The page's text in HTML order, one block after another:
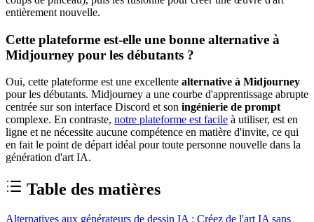
entièrement nouvelle.
Cette plateforme est-elle une bonne alternative à
Midjourney pour les débutants ?
Oui, cette plateforme est une excellente alternative à Midjourney
pour les débutants. Midjourney a une courbe d'apprentissage abrupte
centrée sur son interface Discord et son ingénierie de prompt
complexe. En contraste, notre plateforme est facile à utiliser, est en
ligne et ne nécessite aucune compétence en matière d'invite, ce qui
en fait le point de départ idéal pour toute personne nouvelle dans la
génération d'art IA.
Table des matières
Alternatives aux générateurs de dessin IA : Créez de l'art IA sans